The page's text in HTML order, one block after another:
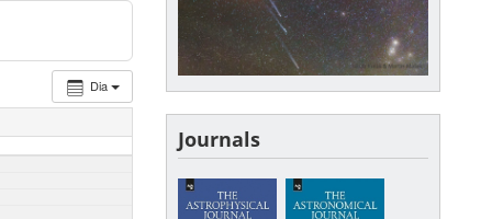
Dia
Journals